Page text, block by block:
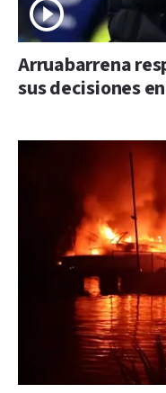
Arruabarrena
sus decisiones